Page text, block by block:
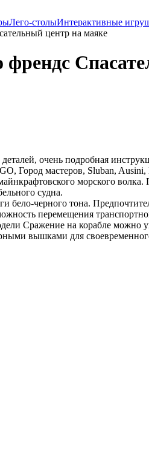
Лего-столыИнтерактивные
центр на маяке
френдс
очень подробная
Город мастеров, Sluban,
морского
судна.
бело-черного тона.
перемещения
Сражение на корабле
вышками для